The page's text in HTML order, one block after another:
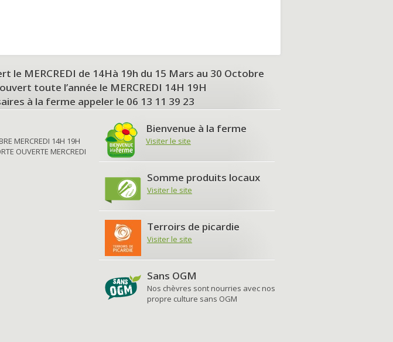
le MERCREDI de 14Hà 19h du 15 Mars au 30 Octobre
toute l’année le MERCREDI 14H 19H
à la ferme appeler le 06 13 11 39 23
MERCREDI 14H 19H
OUVERTE MERCREDI
Bienvenue à la ferme
Visiter le site
Somme produits locaux
Visiter le site
Terroirs de picardie
Visiter le site
Sans OGM
Nos chèvres sont nourries avec nos
propre culture sans OGM